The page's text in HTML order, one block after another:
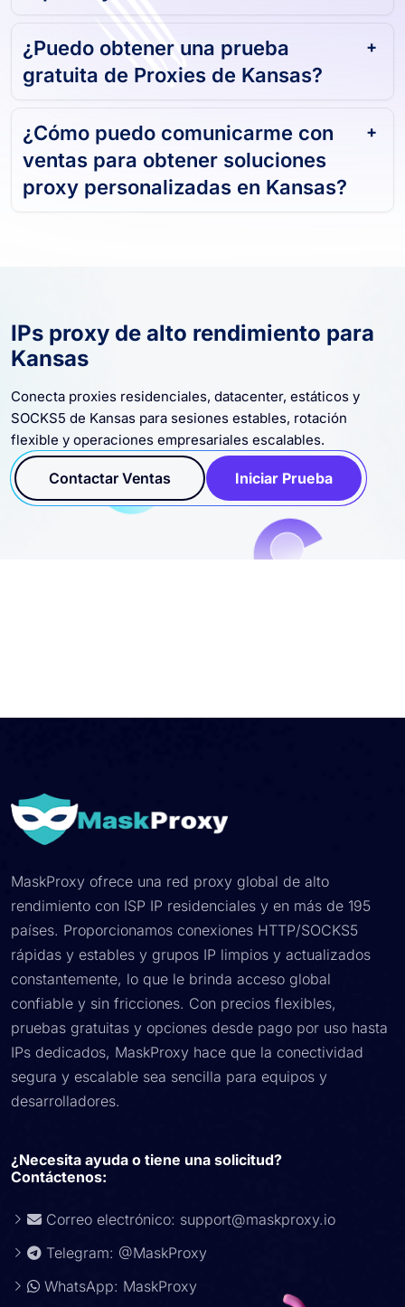
¿Puedo obtener una prueba
gratuita de Proxies de Kansas?
¿Cómo puedo comunicarme con
ventas para obtener soluciones
proxy personalizadas en Kansas?
IPs proxy de alto rendimiento para
Kansas
Conecta proxies residenciales, datacenter, estáticos y
SOCKS5 de Kansas para sesiones estables, rotación
flexible y operaciones empresariales escalables.
Contactar Ventas Iniciar Prueba
MaskProxy ofrece una red proxy global de alto
rendimiento con ISP IP residenciales y en más de 195
países. Proporcionamos conexiones HTTP/SOCKS5
rápidas y estables y grupos IP limpios y actualizados
constantemente, lo que le brinda acceso global
confiable y sin fricciones. Con precios flexibles,
pruebas gratuitas y opciones desde pago por uso hasta
IPs dedicados, MaskProxy hace que la conectividad
segura y escalable sea sencilla para equipos y
desarrolladores.
¿Necesita ayuda o tiene una solicitud?
Contáctenos:
Correo electrónico: support@maskproxy.io
Telegram: @MaskProxy
WhatsApp: MaskProxy